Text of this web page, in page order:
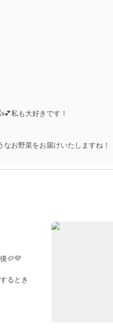
私も大好きです！
お野菜をお届けいたしますね！
🥔💜
するとき